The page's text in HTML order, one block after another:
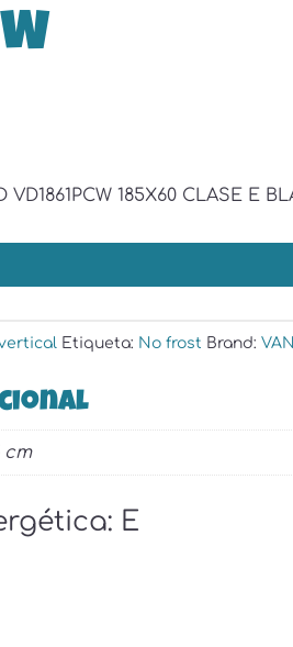
VD1861PCW 185X60 CLASE E
Etiqueta: No frost Brand:
cm
: E